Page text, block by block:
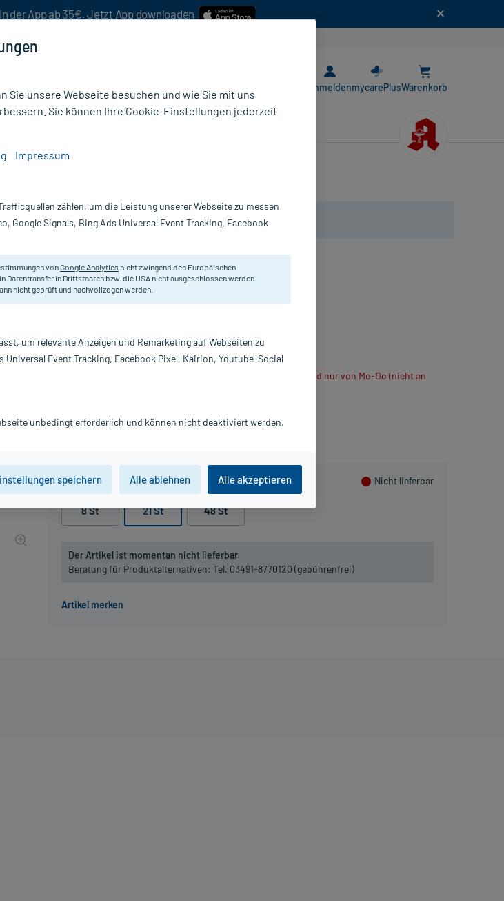
der App ab 35€. Jetzt App downloaden
AnmeldenmycarePlusWarenkorb
Versand* ab 19€ Mindestbestellwert!
194,28 € 1943 PlusHerzen sammeln
Packungseinheit Nicht lieferbar
8 St 21 St 48 St
Der Artikel ist momentan nicht lieferbar.
Beratung für Produktalternativen: Tel. 03491-8770120 (gebührenfrei)
Homöopathisches Arzneimittel.
Darreichung:
Ampullen
Hersteller:
ABNOBA GmbH
Achtung Kühlware! Artikel wird gekühlt verschickt, daher Versand nur von Mo-Do (nicht an
Sie unsere Webseite besuchen und wie Sie mit uns
Sie können Ihre Cookie-Einstellungen jederzeit
Impressum
zählen, um die Leistung unserer Webseite zu messen
Google Signals, Bing Ads Universal Event Tracking, Facebook
vonGoogle Analytics nicht zwingend den Europäischen
Datentransfer in Drittstaaten bzw. die USA nicht ausgeschlossen werden
nicht geprüft und nachvollzogen werden.
um relevante Anzeigen und Remarketing auf Webseiten zu
Universal Event Tracking, Facebook Pixel, Kairion, Youtube-Social
unbedingt erforderlich und können nicht deaktiviert werden.
speichern Alle ablehnen Alle akzeptieren